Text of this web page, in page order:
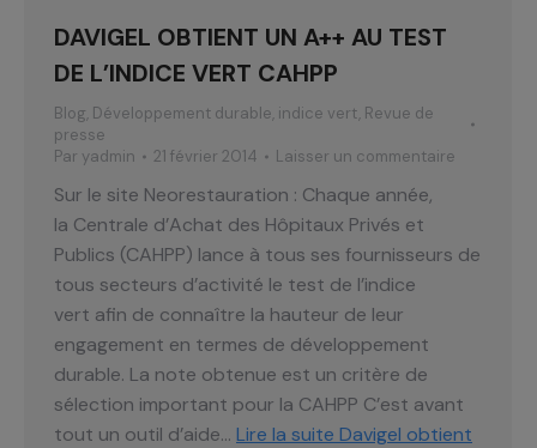
DAVIGEL OBTIENT UN A++ AU TEST
DE L’INDICE VERT CAHPP
Blog, Développement durable, indice vert, Revue de
presse
Par yadmin 21 février 2014 Laisser un commentaire
Sur le site Neorestauration : Chaque année,
la Centrale d’Achat des Hôpitaux Privés et
Publics (CAHPP) lance à tous ses fournisseurs de
tous secteurs d’activité le test de l’indice
vert afin de connaître la hauteur de leur
engagement en termes de développement
durable. La note obtenue est un critère de
sélection important pour la CAHPP C’est avant
tout un outil d’aide… Lire la suite Davigel obtient